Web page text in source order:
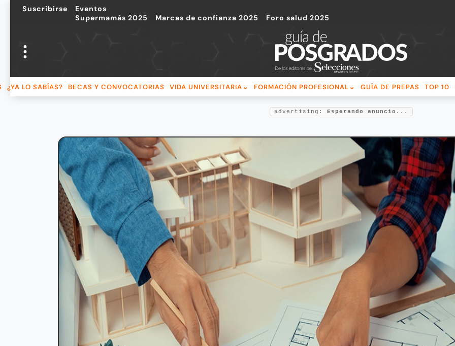
Suscribirse
Eventos
Supermamás 2025
Marcas de confianza 2025 Foro salud 2025
¿YA LO SABÍAS? BECAS Y CONVOCATORIAS VIDA UNIVERSITARIA FORMACIÓN PROFESIONAL GUÍA DE PREPAS TOP 10
advertising: Esperando anuncio...